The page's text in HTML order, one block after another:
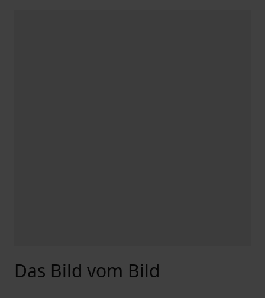
Das Bild vom Bild